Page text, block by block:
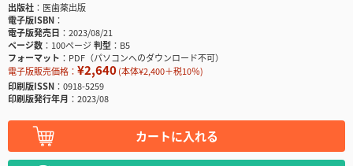
出版社
医歯薬出版
電子版ISBN
電子版発売日
2023/08/21
ページ数
100ページ判型
B5
フォーマット
PDF（パソコンへのダウンロード不可）
電子版販売価格： ¥2,640(本体¥2,400＋税10％)
印刷版ISSN
0918-5259
印刷版発行年月
2023/08
カートに入れる